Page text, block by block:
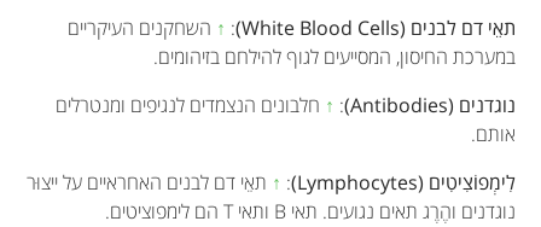
תאֵי דם לבנים (White Blood Cells)
:
↑ השחקנים העיקריים
במערכת החיסון, המסייעים לגוף להילחם בזיהומים.
נוגדנים (Antibodies)
:
↑ חלבונים הנצמדים לנגיפים ומנטרלים
אותם.
לִימְפוֹצִיטִים (Lymphocytes)
:
↑ תאֵי דם לבנים האחראיים על ייצוּר
נוגדנים והֶרֶג תאים נגועים. תאי B ותאי T הם לימפוציטים.